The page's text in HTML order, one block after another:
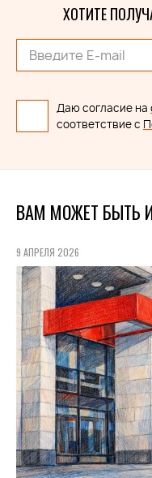
ХОТИТЕ
Даю согласие на
соответствие с
ВАМ МОЖЕТ БЫТЬ
9 АПРЕЛЯ 2026